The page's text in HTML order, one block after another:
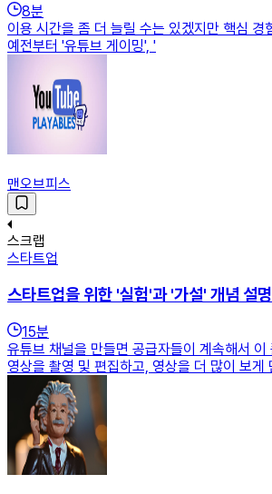
8분
이용 시간을 좀 더 늘릴 수는 있겠지만 핵심
예전부터 '유튜브 게이밍', '
맨오브피스
스크랩
스타트업
스타트업을 위한 '실험'과 '가설' 개념 설명
15분
유튜브 채널을 만들면 공급자들이 계속해서
영상을 촬영 및 편집하고, 영상을 더 많이 보게